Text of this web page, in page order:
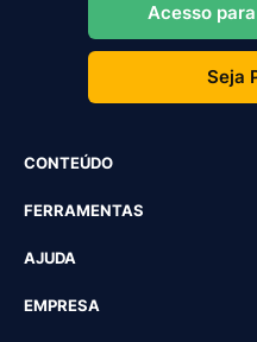
Acesso
Seja
CONTEÚDO
FERRAMENTAS
AJUDA
EMPRESA